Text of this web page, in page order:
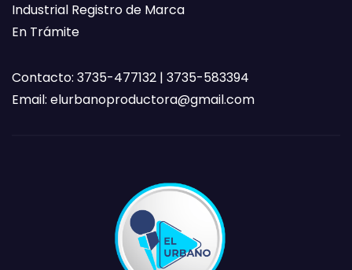
Industrial Registro de Marca
En Trámite
Contacto: 3735-477132 | 3735-583394
Email: elurbanoproductora@gmail.com